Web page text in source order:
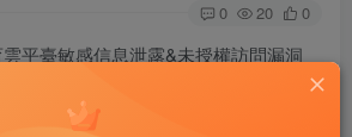
0 20 0
平臺敏感信息泄露&未授權訪問漏洞